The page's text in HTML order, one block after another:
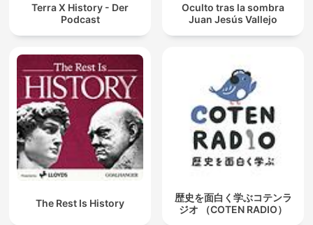
Terra X History - Der
Podcast
Oculto tras la sombra
Juan Jesús Vallejo
The Rest Is History
歴史を面白く学ぶコテンラ
ジオ （COTEN RADIO）